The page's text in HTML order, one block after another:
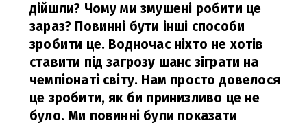
дійшли? Чому ми змушені робити це
зараз? Повинні бути інші способи
зробити це. Водночас ніхто не хотів
ставити під загрозу шанс зіграти на
чемпіонаті світу. Нам просто довелося
це зробити, як би принизливо це не
було. Ми повинні були показати